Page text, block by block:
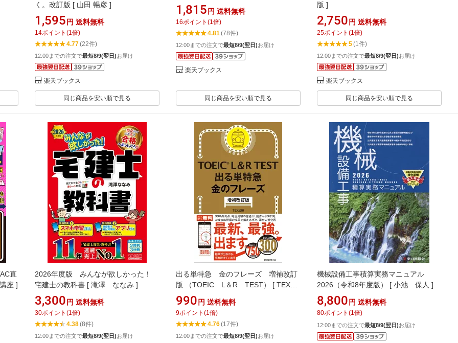
く。改訂版 [ 山田 暢彦 ]
1,595 円 送料無料
14ポイント (1倍)
4.77(22件)
12:00までの注文で最短8/9(翌日)お届け
楽天ブックス
同じ商品を安い順で見る
1,815 円 送料無料
16ポイント (1倍)
4.81(78件)
12:00までの注文で最短8/9(翌日)お届け
楽天ブックス
同じ商品を安い順で見る
版 ]
2,750 円 送料無料
25ポイント (1倍)
5(1件)
12:00までの注文で最短8/9(翌日)お届け
楽天ブックス
同じ商品を安い順で見る
直
座 ]
2026年度版 みんなが欲しかった！
宅建士の教科書 [ 滝澤 ななみ ]
3,300 円 送料無料
30ポイント (1倍)
4.38(8件)
12:00までの注文で最短8/9(翌日)お届け
出る単特急 金のフレーズ 増補改訂
版 （TOEIC L＆R TEST） [ TEX加
藤 ]
990 円 送料無料
9ポイント (1倍)
4.76(17件)
12:00までの注文で最短8/9(翌日)お届け
機械設備工事積算実務マニュアル
2026（令和8年度版） [ 小池 保人 ]
8,800 円 送料無料
80ポイント (1倍)
12:00までの注文で最短8/9(翌日)お届け